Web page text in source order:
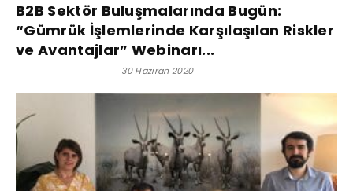
B2B Sektör Buluşmalarında Bugün:
“Gümrük İşlemlerinde Karşılaşılan Riskler
ve Avantajlar” Webinarı...
- 30 Haziran 2020